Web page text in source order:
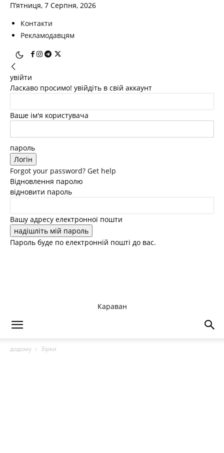
П’ятниця, 7 Серпня, 2026
Контакти
Рекламодавцям
увійти
Ласкаво просимо! увійдіть в свій аккаунт
Ваше ім'я користувача
пароль
Forgot your password? Get help
Відновлення паролю
відновити пароль
Вашу адресу електронної пошти
Пароль буде по електронній пошті до вас.
Караван
додому Зірки